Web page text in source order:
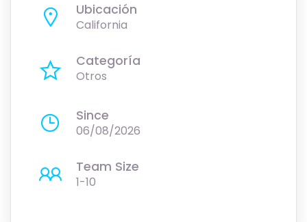
Ubicación
California
Categoría
Otros
Since
06/08/2026
Team Size
1-10